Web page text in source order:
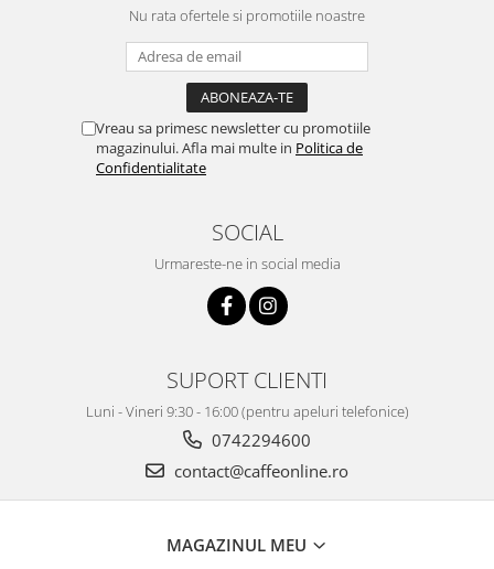
Nu rata ofertele si promotiile noastre
Vreau sa primesc newsletter cu promotiile
magazinului. Afla mai multe in Politica de
Confidentialitate
SOCIAL
Urmareste-ne in social media
SUPORT CLIENTI
Luni - Vineri 9:30 - 16:00 (pentru apeluri telefonice)
0742294600
contact@caffeonline.ro
MAGAZINUL MEU